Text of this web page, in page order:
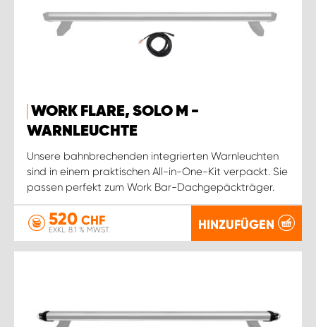
WORK FLARE, SOLO M -
WARNLEUCHTE
Unsere bahnbrechenden integrierten Warnleuchten
sind in einem praktischen All-in-One-Kit verpackt. Sie
passen perfekt zum Work Bar-Dachgepäckträger.
520 CHF
EXKL. 8.1 % MWST. HINZUFÜGEN